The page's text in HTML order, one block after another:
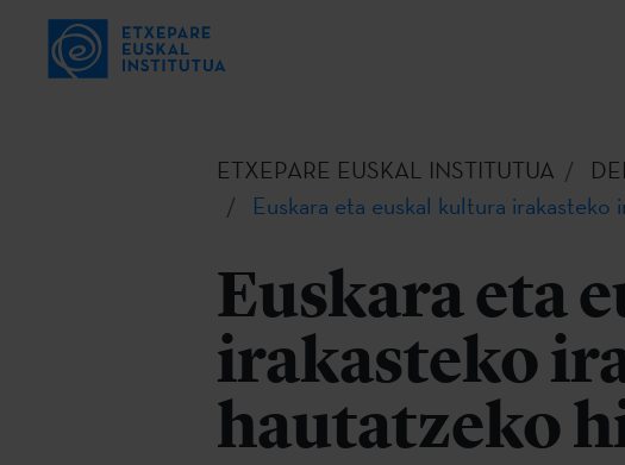
ETXEPARE EUSKAL INSTITUTUA
Euskara eta euskal kultura
Euskara eta
irakasteko
hautatzeko